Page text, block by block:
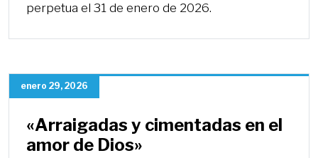
perpetua el 31 de enero de 2026.
enero 29, 2026
«Arraigadas y cimentadas en el
amor de Dios»